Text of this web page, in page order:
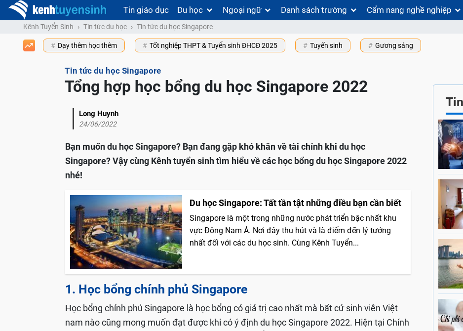
Tin giáo dục Du học Ngoại ngữ Danh sách trường Cẩm nang nghề nghiệp
Kênh Tuyển Sinh Tin tức du học Tin tức du học Singapore
Dạy thêm học thêm Tốt nghiệp THPT & Tuyển sinh ĐHCĐ 2025 Tuyến sinh Gương sáng
Tin tức du học Singapore
Tổng hợp học bổng du học Singapore 2022
Long Huynh
24/06/2022
Bạn muốn du học Singapore? Bạn đang gặp khó khăn về tài chính khi du học
Singapore? Vậy cùng Kênh tuyển sinh tìm hiểu về các học bổng du học Singapore 2022
nhé!
Du học Singapore: Tất tần tật những điều bạn cần biết
Singapore là một trong những nước phát triển bậc nhất khu
vực Đông Nam Á. Nơi đây thu hút và là điểm đến lý tưởng
nhất đối với các du học sinh. Cùng Kênh Tuyển...
1. Học bổng chính phủ Singapore
Học bổng chính phủ Singapore là học bổng có giá trị cao nhất mà bất cứ sinh viên Việt
nam nào cũng mong muốn đạt được khi có ý định du học Singapore 2022. Hiện tại Chính